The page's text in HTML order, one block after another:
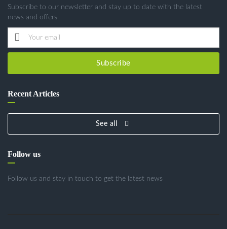
Subscribe to our newsletter and stay up to date with the latest
news and offers
Subscribe
Recent Articles
See all
Follow us
Follow us and stay in touch to get the latest news